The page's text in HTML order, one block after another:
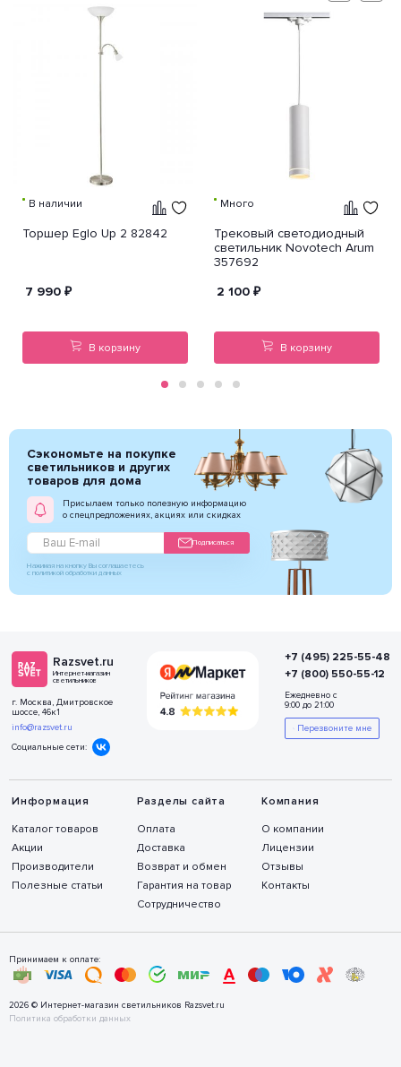
В наличии
Торшер Eglo Up 2 82842
7 990 ₽
В корзину
Много
Трековый светодиодный
светильник Novotech Arum
357692
2 100 ₽
В корзину
Сэкономьте на покупке
светильников и других
товаров для дома
Присылаем только полезную информацию
о спецпредложениях, акциях или скидках
Подписаться
Нажимая на кнопку Вы соглашаетесь
с политикой обработки данных
Razsvet.ru
Интернет-магазин
светильников
г. Москва, Дмитровское
шоссе, 46к1
info@razsvet.ru
Социальные сети:
Информация
Каталог товаров
Акции
Производители
Полезные статьи
Разделы сайта
Оплата
Доставка
Возврат и обмен
Гарантия на товар
Сотрудничество
Компания
О компании
Лицензии
Отзывы
Контакты
+7 (495) 225-55-48
+7 (800) 550-55-12
Ежедневно с
9:00 до 21:00
Перезвоните мне
Принимаем к оплате:
2026 © Интернет-магазин светильников Razsvet.ru
Политика обработки данных